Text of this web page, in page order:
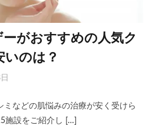
がおすすめの人気ク
いのは？
ミなどの肌悩みの治療が安く受けら
施設をご紹介し […]